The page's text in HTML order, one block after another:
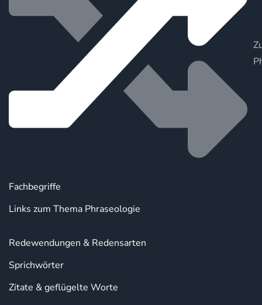
Fachbegriffe
Links zum Thema Phraseologie
Redewendungen & Redensarten
Sprichwörter
Zitate & geflügelte Worte